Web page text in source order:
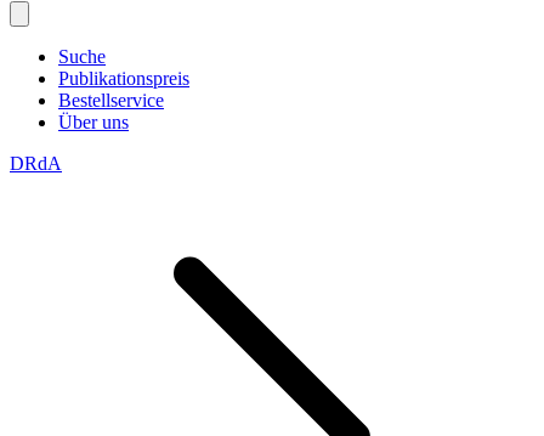
Suche
Publikationspreis
Bestellservice
Über uns
DRdA